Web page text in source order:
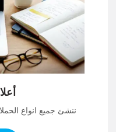
ننشئ جميع انواع